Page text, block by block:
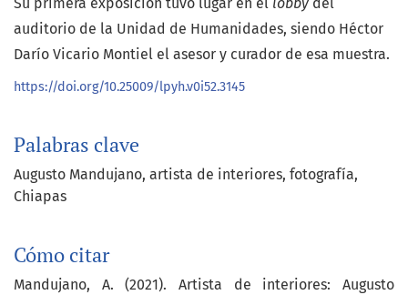
Palabras clave
Augusto Mandujano artista de interiores fotografía
Chiapas
Cómo citar
Mandujano, A. (2021). Artista de interiores: Augusto
Su primera exposición tuvo lugar en el lobby del
auditorio de la Unidad de Humanidades, siendo Héctor
Darío Vicario Montiel el asesor y curador de esa muestra.
https://doi.org/10.25009/lpyh.v0i52.3145